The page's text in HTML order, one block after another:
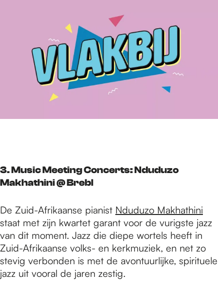
3. Music Meeting Concerts: Nduduzo
Makhathini @ Brebl
De Zuid-Afrikaanse pianist Nduduzo Makhathini
staat met zijn kwartet garant voor de vurigste jazz
van dit moment. Jazz die diepe wortels heeft in
Zuid-Afrikaanse volks- en kerkmuziek, en net zo
stevig verbonden is met de avontuurlijke, spirituele
jazz uit vooral de jaren zestig.